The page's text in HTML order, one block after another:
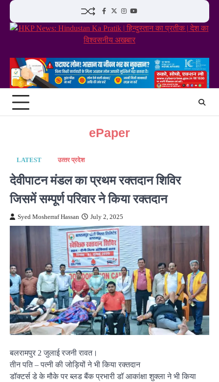
Skip
content
Facebook
TwitterInstagram
YouTube
ePaper
LATEST उत्‍तर प्रदेश
देवीपाटन मंडल का प्रथम रक्तदान शिविर
जिसमें सम्पूर्ण परिवार ने किया रक्तदान
Syed Mosherraf Hassan July 2, 2025
बलरामपुर 2 जुलाई रजनी रावत।
तीन पति – पत्नी की जोड़ियों ने भी किया रक्तदान
डॉक्टर्स डे के मौके पर ब्लड बैंक प्रभारी डॉ आकांक्षा शुक्ला ने भी किया